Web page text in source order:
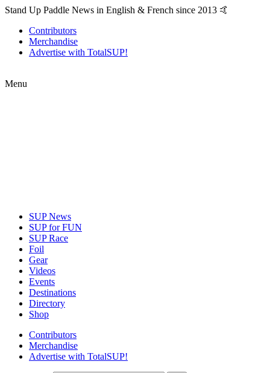
Stand Up Paddle News in English & French since 2013 🤙
Contributors
Merchandise
Advertise with TotalSUP!
Menu
SUP News
SUP for FUN
SUP Race
Foil
Gear
Videos
Events
Destinations
Directory
Shop
Contributors
Merchandise
Advertise with TotalSUP!